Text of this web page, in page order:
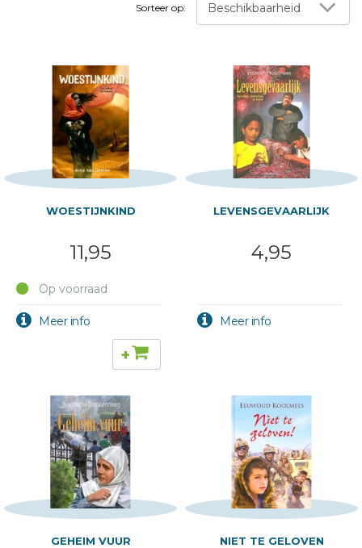
Sorteer op: Beschikbaarheid
WOESTIJNKIND
11,95
Op voorraad
+
LEVENSGEVAARLIJK
4,95
GEHEIM VUUR NIET TE GELOVEN